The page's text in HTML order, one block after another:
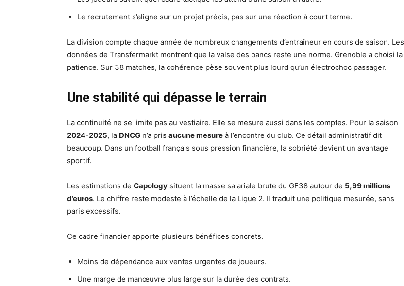
Le recrutement s’aligne sur un projet précis, pas sur une réaction à court terme.
La division compte chaque année de nombreux changements d’entraîneur en cours de saison. Les
données de Transfermarkt montrent que la valse des bancs reste une norme. Grenoble a choisi la
patience. Sur 38 matches, la cohérence pèse souvent plus lourd qu’un électrochoc passager.
Une stabilité qui dépasse le terrain
La continuité ne se limite pas au vestiaire. Elle se mesure aussi dans les comptes. Pour la saison
2024-2025, la DNCG n’a pris aucune mesure à l’encontre du club. Ce détail administratif dit
beaucoup. Dans un football français sous pression financière, la sobriété devient un avantage
sportif.
Les estimations de Capology situent la masse salariale brute du GF38 autour de 5,99 millions
d’euros. Le chiffre reste modeste à l’échelle de la Ligue 2. Il traduit une politique mesurée, sans
paris excessifs.
Ce cadre financier apporte plusieurs bénéfices concrets.
Moins de dépendance aux ventes urgentes de joueurs.
Une marge de manœuvre plus large sur la durée des contrats.